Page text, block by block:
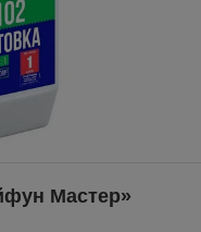
Мастер»